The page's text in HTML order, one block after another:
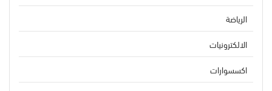
الرياضة
الالكترونيات
اكسسوارات